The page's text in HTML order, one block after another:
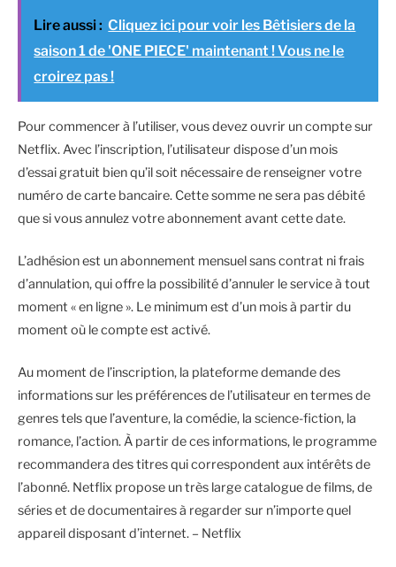
Lire aussi : Cliquez ici pour voir les Bêtisiers de la
saison 1 de 'ONE PIECE' maintenant ! Vous ne le
croirez pas !
Pour commencer à l’utiliser, vous devez ouvrir un compte sur
Netflix. Avec l’inscription, l’utilisateur dispose d’un mois
d’essai gratuit bien qu’il soit nécessaire de renseigner votre
numéro de carte bancaire. Cette somme ne sera pas débité
que si vous annulez votre abonnement avant cette date.
L’adhésion est un abonnement mensuel sans contrat ni frais
d’annulation, qui offre la possibilité d’annuler le service à tout
moment « en ligne ». Le minimum est d’un mois à partir du
moment où le compte est activé.
Au moment de l’inscription, la plateforme demande des
informations sur les préférences de l’utilisateur en termes de
genres tels que l’aventure, la comédie, la science-fiction, la
romance, l’action. À partir de ces informations, le programme
recommandera des titres qui correspondent aux intérêts de
l’abonné. Netflix propose un très large catalogue de films, de
séries et de documentaires à regarder sur n’importe quel
appareil disposant d’internet. – Netflix